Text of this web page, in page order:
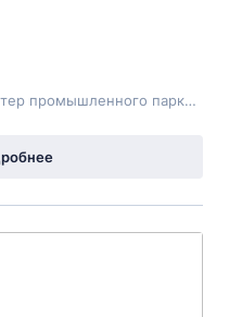
Московская обл, г Подольск, тер промышленного парка Валищево, д 5 стр 2